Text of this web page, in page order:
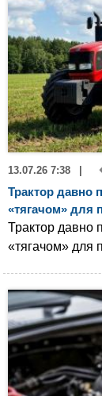
13.07.26 7:38
Трактор давно
«тягачом» для
Трактор давно
«тягачом» для